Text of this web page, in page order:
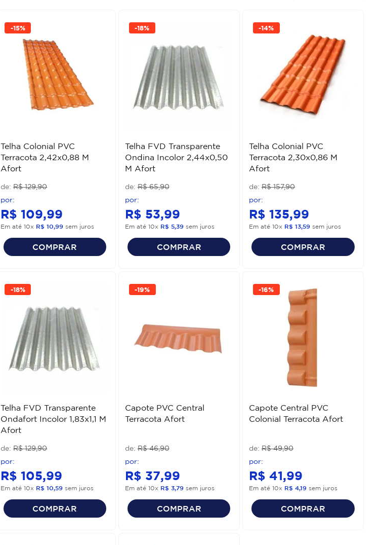
-15%
Telha Colonial PVC
Terracota 2,42x0,88 M
Afort
R$ 129,90
R$ 109,99
Em até10x R$ 10,99 sem juros
COMPRAR
-18%
Telha FVD Transparente
Ondina Incolor 2,44x0,50
M Afort
R$ 65,90
R$ 53,99
Em até 10x R$ 5,39sem juros
COMPRAR
-14%
Telha Colonial PVC
Terracota 2,30x0,86 M
Afort
R$ 157,90
R$ 135,99
Em até 10x R$ 13,59sem juros
COMPRAR
-18%
Telha FVD Transparente
Ondafort Incolor 1,83x1,1 M
Afort
R$ 129,90
R$ 105,99
Em até10x R$ 10,59 sem juros
COMPRAR
-19%
Capote PVC Central
Terracota Afort
R$ 46,90
R$ 37,99
Em até 10x R$ 3,79sem juros
COMPRAR
-16%
Capote Central PVC
Colonial Terracota Afort
R$ 49,90
R$ 41,99
Em até 10x R$ 4,19sem juros
COMPRAR